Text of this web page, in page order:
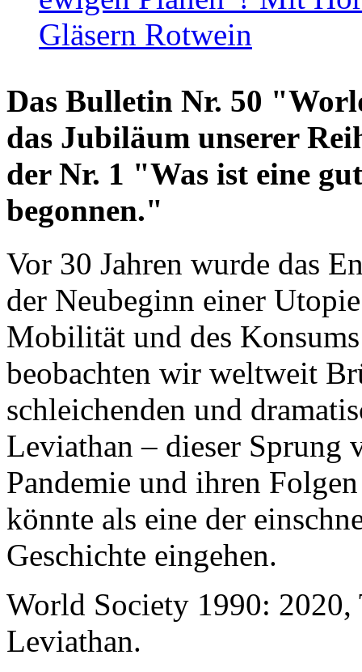
Gläsern Rotwein
Das Bulletin Nr. 50
das Jubiläum unserer
der Nr. 1 "Was ist eine
begonnen."
Vor 30 Jahren wurde das
der Neubeginn einer
Mobilität und des
beobachten wir weltweit
schleichenden und
Leviathan – dieser Sprung
Pandemie und ihren
könnte als eine der
Geschichte eingehen.
World Society 1990: 2020,
Leviathan.